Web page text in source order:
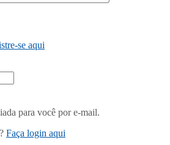
se aqui
para você por e-mail.
Faça login aqui